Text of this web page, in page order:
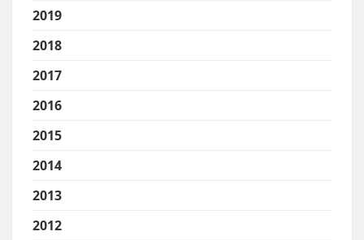
2019
2018
2017
2016
2015
2014
2013
2012